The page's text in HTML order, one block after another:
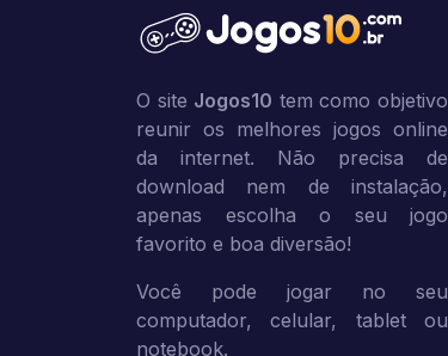
O site Jogos10 tem como objetivo
reunir os melhores jogos online
da internet. Não precisa de
download nem de instalação,
apenas escolha o seu jogo
favorito e boa diversão!
Você pode jogar no seu
computador, celular, tablet ou
notebook.